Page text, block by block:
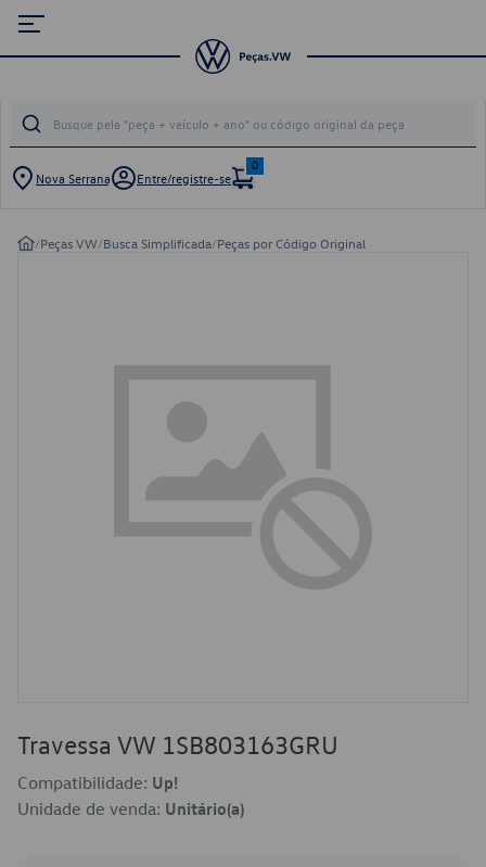
Nova Serrana Entre/registre-se
0
/Peças VW/Busca Simplificada/Peças por Código Original
Travessa VW 1SB803163GRU
Compatibilidade: Up!
Unidade de venda: Unitário(a)